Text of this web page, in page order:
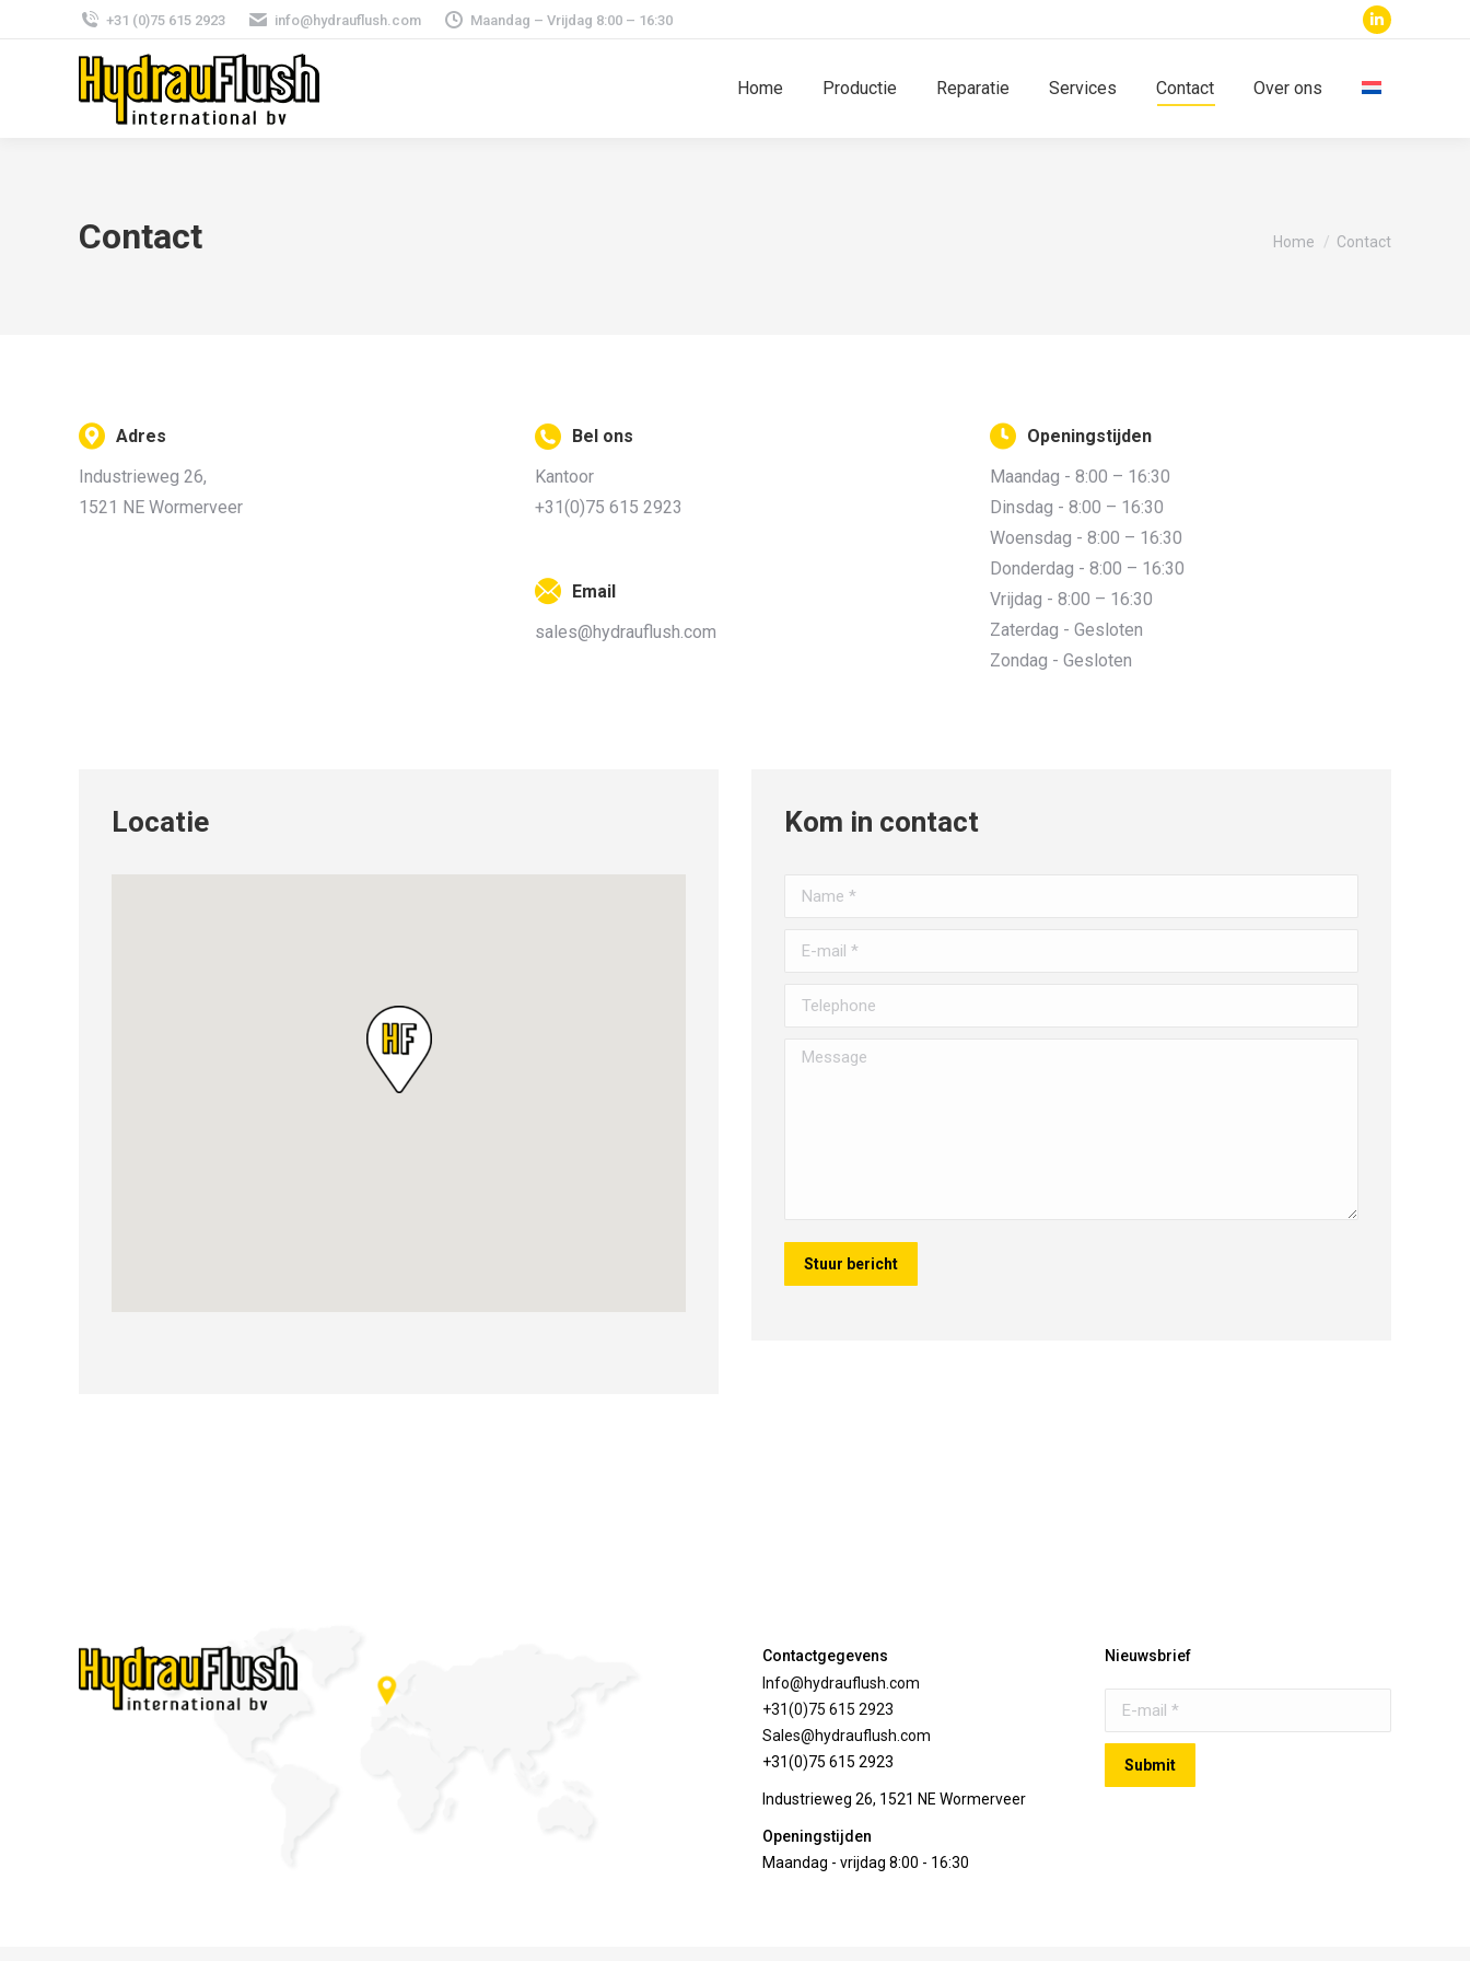
+31 (0)75 615 2923 info@hydrauflush.com Maandag – Vrijdag 8:00 – 16:30
Linkedin
opens
Home Productie Reparatie Services Contact Over ons
Contact You are here:
Home Contact
Adres
Industrieweg 26,
1521 NE Wormerveer
Bel ons
Kantoor
+31(0)75 615 2923
Email
sales@hydrauflush.com
Openingstijden
Maandag - 8:00 – 16:30
Dinsdag - 8:00 – 16:30
Woensdag - 8:00 – 16:30
Donderdag - 8:00 – 16:30
Vrijdag - 8:00 – 16:30
Zaterdag - Gesloten
Zondag - Gesloten
Locatie Kom in contact
Name *
E-mail *
Telephone
Message
Stuur bericht
Contactgegevens
Info@hydrauflush.com
+31(0)75 615 2923
Sales@hydrauflush.com
+31(0)75 615 2923
Industrieweg 26, 1521 NE Wormerveer
Openingstijden
Maandag - vrijdag 8:00 - 16:30
Nieuwsbrief
Submit